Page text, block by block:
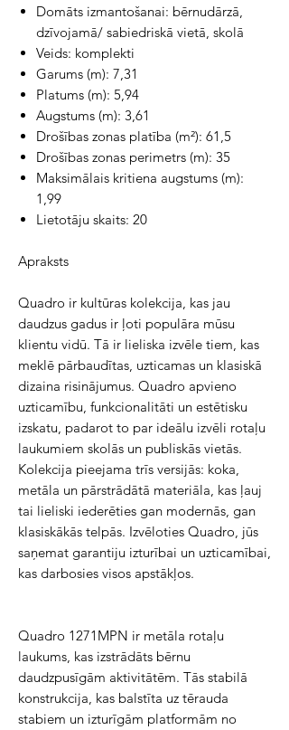
Domāts izmantošanai: bērnudārzā,
dzīvojamā/ sabiedriskā vietā, skolā
Veids: komplekti
Garums (m): 7,31
Platums (m): 5,94
Augstums (m): 3,61
Drošības zonas platība (m²): 61,5
Drošības zonas perimetrs (m): 35
Maksimālais kritiena augstums (m):
1,99
Lietotāju skaits: 20
Apraksts
Quadro ir kultūras kolekcija, kas jau
daudzus gadus ir ļoti populāra mūsu
klientu vidū. Tā ir lieliska izvēle tiem, kas
meklē pārbaudītas, uzticamas un klasiskā
dizaina risinājumus. Quadro apvieno
uzticamību, funkcionalitāti un estētisku
izskatu, padarot to par ideālu izvēli rotaļu
laukumiem skolās un publiskās vietās.
Kolekcija pieejama trīs versijās: koka,
metāla un pārstrādātā materiāla, kas ļauj
tai lieliski iederēties gan modernās, gan
klasiskākās telpās. Izvēloties Quadro, jūs
saņemat garantiju izturībai un uzticamībai,
kas darbosies visos apstākļos.
Quadro 1271MPN ir metāla rotaļu
laukums, kas izstrādāts bērnu
daudzpusīgām aktivitātēm. Tās stabilā
konstrukcija, kas balstīta uz tērauda
stabiem un izturīgām platformām no